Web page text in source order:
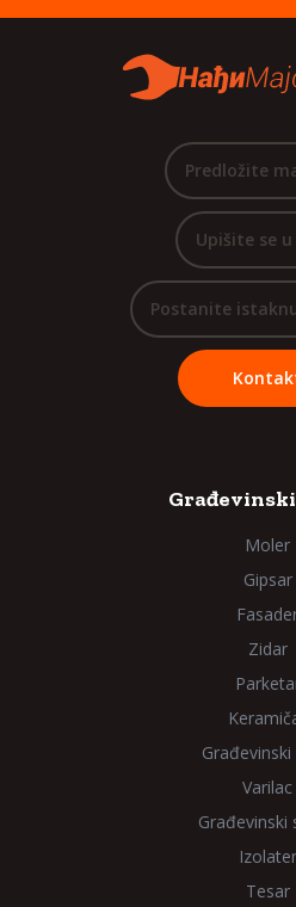
Predložite
Upišite se
Postanite
Moler
Gipsar
Zidar
Varilac
Građevinski
Izolater
Tesar